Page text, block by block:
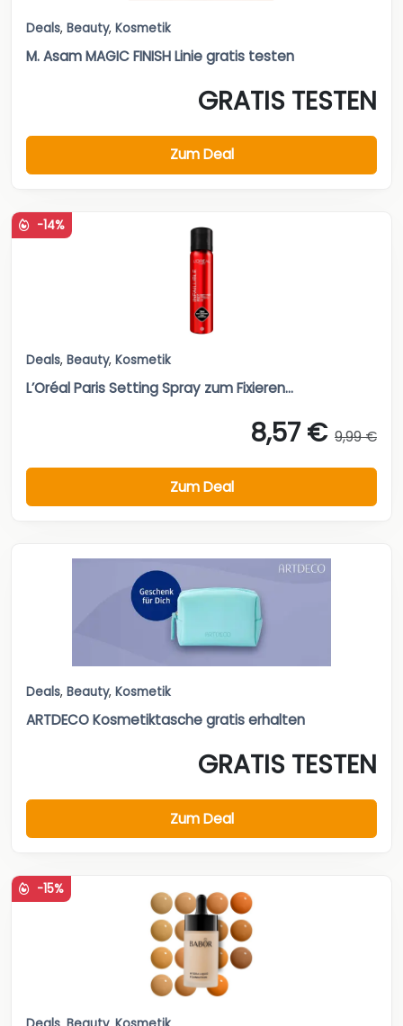
Deals, Beauty, Kosmetik
M. Asam MAGIC FINISH Linie gratis testen
GRATIS TESTEN
Zum Deal
-14%
Deals, Beauty, Kosmetik
L’Oréal Paris Setting Spray zum Fixieren...
8,57 € 9,99 €
Zum Deal
Deals, Beauty, Kosmetik
ARTDECO Kosmetiktasche gratis erhalten
GRATIS TESTEN
Zum Deal
-15%